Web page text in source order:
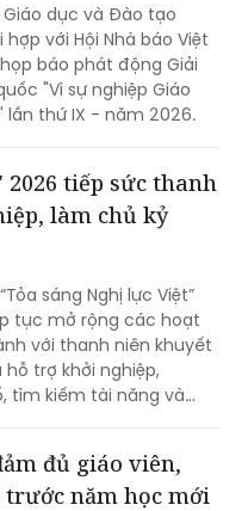
dục và Đào tạo
với Hội Nhà báo Việt
báo phát động Giải
"Vì sự nghiệp Giáo
lần thứ IX - năm 2026.
tiếp sức thanh
làm chủ kỷ
sáng Nghị lực Việt”
tục mở rộng các hoạt
với thanh niên khuyết
trợ khởi nghiệp,
tìm kiếm tài năng và
khát vọng cống hiến
tật.
đủ giáo viên,
năm học mới